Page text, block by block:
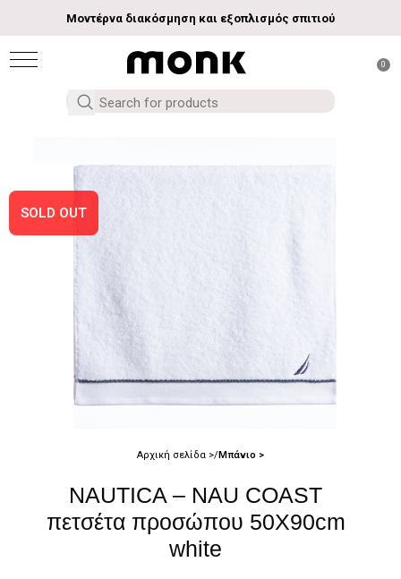
Μοντέρνα διακόσμηση και εξοπλισμός σπιτιού
0
SOLD OUT
Αρχική σελίδα Μπάνιο
NAUTICA – NAU COAST
πετσέτα προσώπου 50Χ90cm
white